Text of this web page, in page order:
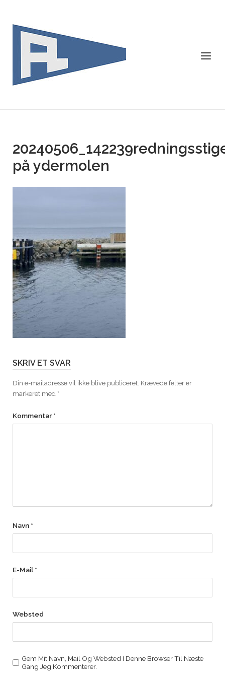
content
Menu
på ydermolen
SKRIV ET SVAR
Din e-mailadresse vil ikke blive publiceret. Krævede felter er
markeret med *
Kommentar *
Navn *
E-Mail *
Websted
Gem Mit Navn, Mail Og Websted I Denne Browser Til Næste
Gang Jeg Kommenterer.